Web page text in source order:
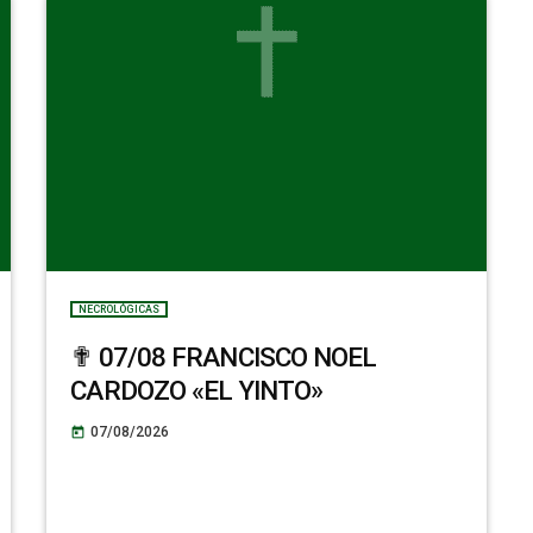
NECROLÓGICAS
✟ 07/08 FRANCISCO NOEL
CARDOZO «EL YINTO»
today 07/08/2026